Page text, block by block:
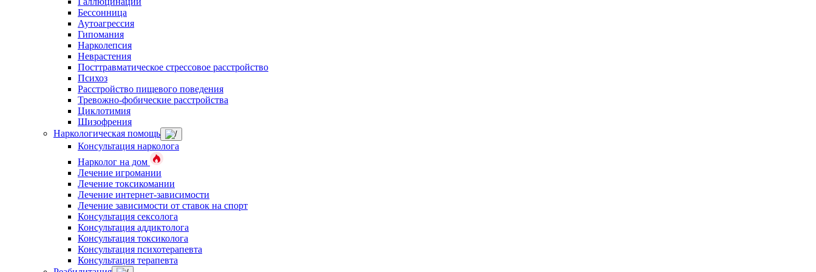
Бессонница
Аутоагрессия
Гипомания
Нарколепсия
Неврастения
Посттравматическое стрессовое расстройство
Психоз
Расстройство пищевого поведения
Тревожно-фобические расстройства
Циклотимия
Шизофрения
Наркологическая помощь
Консультация нарколога
Нарколог на дом
Лечение игромании
Лечение токсикомании
Лечение интернет-зависимости
Лечение зависимости от ставок на спорт
Консультация сексолога
Консультация аддиктолога
Консультация токсиколога
Консультация психотерапевта
Консультация терапевта